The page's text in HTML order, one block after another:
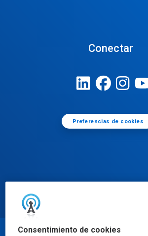
Consentimiento de cookies
Conectar
Preferencias de cookies